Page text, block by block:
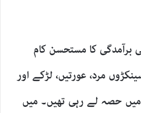
برآمدگی کا مستحسن کام
مرد، عورتیں، لڑکے اور
میں حصہ لے رہی تھیں۔ میں